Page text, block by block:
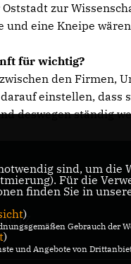
zur
eine Kneipe
für wichtig?
den Firmen,
einstellen,
deswegen ständig
Ulmer
sind, um
Für die
finden Sie in
)
Gebrauch der
)
und Angebote von